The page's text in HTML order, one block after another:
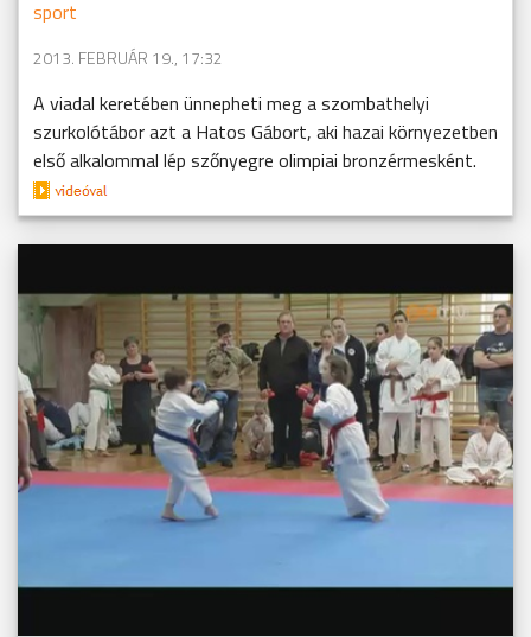
sport
2013. FEBRUÁR 19., 17:32
A viadal keretében ünnepheti meg a szombathelyi
szurkolótábor azt a Hatos Gábort, aki hazai környezetben
első alkalommal lép szőnyegre olimpiai bronzérmesként.